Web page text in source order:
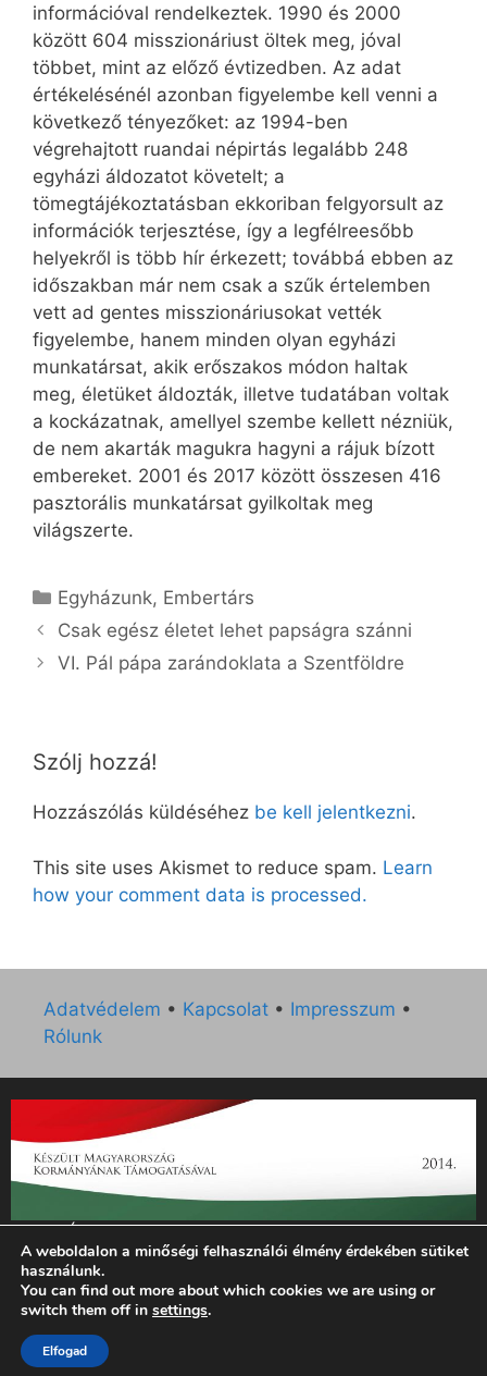
információval rendelkeztek. 1990 és 2000
között 604 misszionáriust öltek meg, jóval
többet, mint az előző évtizedben. Az adat
értékelésénél azonban figyelembe kell venni a
következő tényezőket: az 1994-ben
végrehajtott ruandai népirtás leg­alább 248
egyházi áldozatot követelt; a
tömegtájékoztatásban ekkoriban felgyorsult az
információk terjesztése, így a legfélreesőbb
helyekről is több hír érkezett; továbbá ebben az
időszakban már nem csak a szűk értelemben
vett ad gentes misszionáriusokat vették
figyelembe, hanem minden olyan egyházi
munkatársat, akik erőszakos módon haltak
meg, életüket áldozták, illetve tudatában voltak
a kockázatnak, amellyel szembe kellett nézniük,
de nem akarták magukra hagyni a rájuk bízott
embereket. 2001 és 2017 között összesen 416
pasztorális munkatársat gyilkoltak meg
világszerte.
Kategória
Egyházunk, Embertárs
Csak egész életet lehet papságra szánni
VI. Pál pápa zarándoklata a Szentföldre
Szólj hozzá!
Hozzászólás küldéséhez be kell jelentkezni.
This site uses Akismet to reduce spam. Learn
how your comment data is processed.
Adatvédelem • Kapcsolat • Impresszum •
Rólunk
„Az Új Ember katolikus hetilap 2014. évi működésének
támogatását az EGYH-KCP-14-P-0121 sz. támogatási
szerződés keretében 3 000 000 Ft összegben támogatta az
Emberi Erőforrások Minisztériuma.”
© 2026 Magyar Kurír - Új Ember
A weboldalon a minőségi felhasználói élmény érdekében sütiket
használunk.
You can find out more about which cookies we are using or
switch them off in settings.
Elfogad